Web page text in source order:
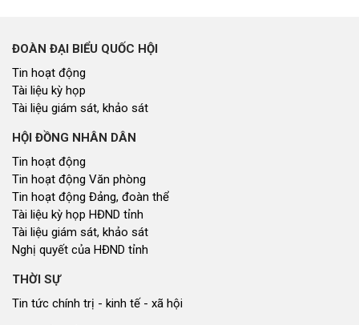
ĐOÀN ĐẠI BIỂU QUỐC HỘI
Tin hoạt động
Tài liệu kỳ họp
Tài liệu giám sát, khảo sát
HỘI ĐỒNG NHÂN DÂN
Tin hoạt động
Tin hoạt động Văn phòng
Tin hoạt động Đảng, đoàn thể
Tài liệu kỳ họp HĐND tỉnh
Tài liệu giám sát, khảo sát
Nghị quyết của HĐND tỉnh
THỜI SỰ
Tin tức chính trị - kinh tế - xã hội